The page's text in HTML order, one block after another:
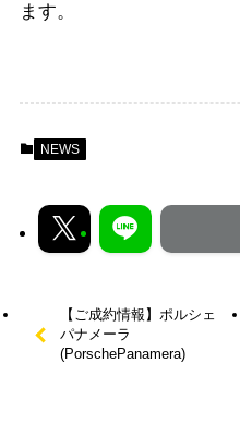
ます。
NEWS
【ご成約情報】ポルシェ
パナメーラ
(PorschePanamera)